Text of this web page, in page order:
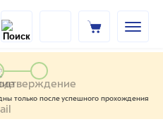
только после успешного прохождения